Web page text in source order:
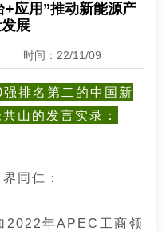
应用”推动新能源产
展
时间：22/11/09
排名第二的中国新
山的发言实录：
同仁：
2022年APEC工商领